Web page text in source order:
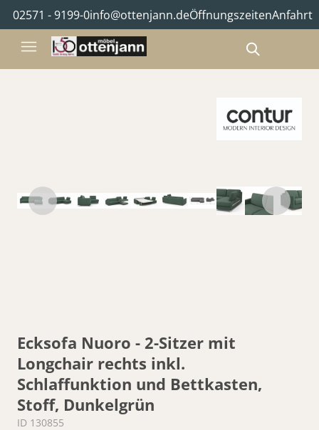
02571 - 9199-0info@ottenjann.deÖffnungszeitenAnfahrt
Ecksofa Nuoro - 2-Sitzer mit
Longchair rechts inkl.
Schlaffunktion und Bettkasten,
Stoff, Dunkelgrün
ID 130855